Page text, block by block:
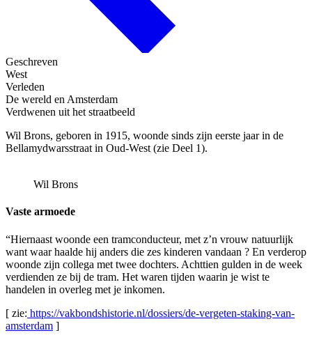
Geschreven
West
Verleden
De wereld en Amsterdam
Verdwenen uit het straatbeeld
Wil Brons, geboren in 1915, woonde sinds zijn eerste jaar in de
Bellamydwarsstraat in Oud-West (zie Deel 1).
Wil Brons
Vaste armoede
“Hiernaast woonde een tramconducteur, met z’n vrouw natuurlijk
want waar haalde hij anders die zes kinderen vandaan ? En verderop
woonde zijn collega met twee dochters. Achttien gulden in de week
verdienden ze bij de tram. Het waren tijden waarin je wist te
handelen in overleg met je inkomen.
[ zie: https://vakbondshistorie.nl/dossiers/de-vergeten-staking-van-
amsterdam ]